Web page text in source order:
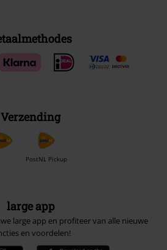
Verzending
PostNL Pickup
large app
large app en profiteer van alle nieuwe
en voordelen!